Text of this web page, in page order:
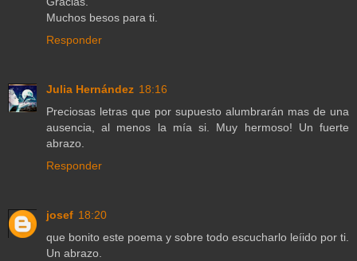
Muchos besos para ti.
Responder
Julia Hernández 18:16
Preciosas letras que por supuesto alumbrarán mas de una
ausencia, al menos la mía si. Muy hermoso! Un fuerte
abrazo.
Responder
josef 18:20
que bonito este poema y sobre todo escucharlo leíido por ti.
Un abrazo.